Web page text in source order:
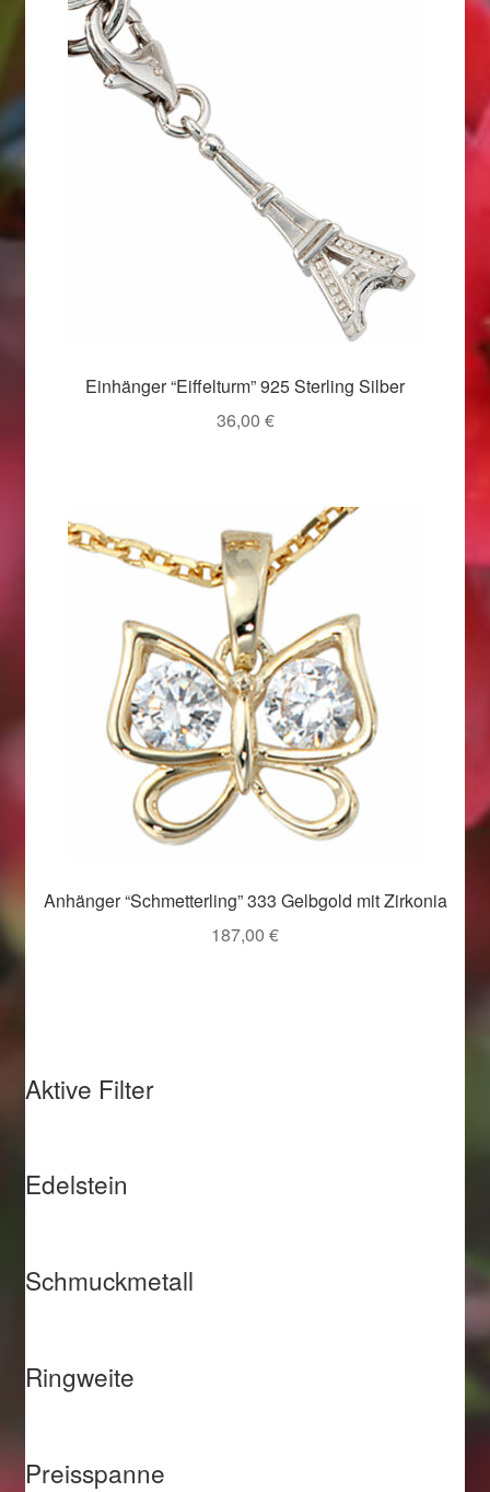
Valentinstag 2016
Valentinstag Geschenke
Vertrag widerrufen
Weihnachtsangebote 2019
Weihnachtsangebote 2020
Weihnachtsangebote 2021
Widerrufsrecht
Woocommerce Predictive Search
Einhänger “Eiffelturm” 925 Sterling Silber
36,00 €
Anhänger “Schmetterling” 333 Gelbgold mit Zirkonia
187,00 €
Aktive Filter
Edelstein
Schmuckmetall
Ringweite
Preisspanne